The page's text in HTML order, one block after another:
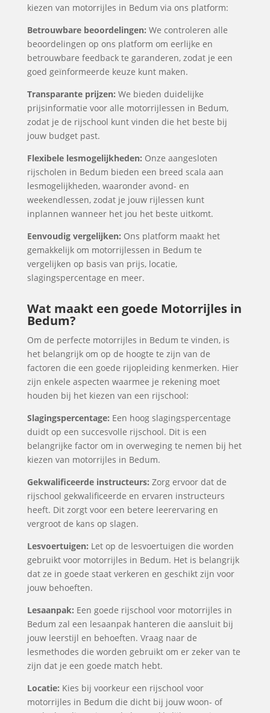
kiezen van motorrijles in Bedum via ons platform:
Betrouwbare beoordelingen: We controleren alle
beoordelingen op ons platform om eerlijke en
betrouwbare feedback te garanderen, zodat je een
goed geïnformeerde keuze kunt maken.
Transparante prijzen: We bieden duidelijke
prijsinformatie voor alle motorrijlessen in Bedum,
zodat je de rijschool kunt vinden die het beste bij
jouw budget past.
Flexibele lesmogelijkheden: Onze aangesloten
rijscholen in Bedum bieden een breed scala aan
lesmogelijkheden, waaronder avond- en
weekendlessen, zodat je jouw rijlessen kunt
inplannen wanneer het jou het beste uitkomt.
Eenvoudig vergelijken: Ons platform maakt het
gemakkelijk om motorrijlessen in Bedum te
vergelijken op basis van prijs, locatie,
slagingspercentage en meer.
Wat maakt een goede Motorrijles in
Bedum?
Om de perfecte motorrijles in Bedum te vinden, is
het belangrijk om op de hoogte te zijn van de
factoren die een goede rijopleiding kenmerken. Hier
zijn enkele aspecten waarmee je rekening moet
houden bij het kiezen van een rijschool:
Slagingspercentage: Een hoog slagingspercentage
duidt op een succesvolle rijschool. Dit is een
belangrijke factor om in overweging te nemen bij het
kiezen van motorrijles in Bedum.
Gekwalificeerde instructeurs: Zorg ervoor dat de
rijschool gekwalificeerde en ervaren instructeurs
heeft. Dit zorgt voor een betere leerervaring en
vergroot de kans op slagen.
Lesvoertuigen: Let op de lesvoertuigen die worden
gebruikt voor motorrijles in Bedum. Het is belangrijk
dat ze in goede staat verkeren en geschikt zijn voor
jouw behoeften.
Lesaanpak: Een goede rijschool voor motorrijles in
Bedum zal een lesaanpak hanteren die aansluit bij
jouw leerstijl en behoeften. Vraag naar de
lesmethodes die worden gebruikt om er zeker van te
zijn dat je een goede match hebt.
Locatie: Kies bij voorkeur een rijschool voor
motorrijles in Bedum die dicht bij jouw woon- of